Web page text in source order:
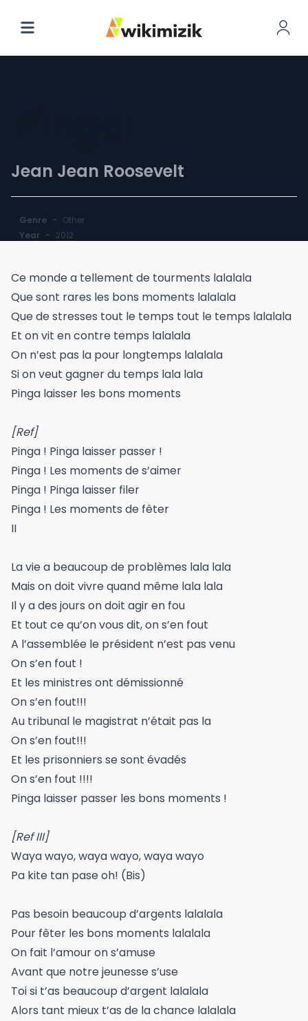
Jean Jean Roosevelt
Genre - Other
Year - 2012
Ce monde a tellement de tourments lalalala
Que sont rares les bons moments lalalala
Que de stresses tout le temps tout le temps lalalala
Et on vit en contre temps lalalala
On n’est pas la pour longtemps lalalala
Si on veut gagner du temps lala lala
Pinga laisser les bons moments
[Ref]
Pinga ! Pinga laisser passer !
Pinga ! Les moments de s’aimer
Pinga ! Pinga laisser filer
Pinga ! Les moments de fêter
II
La vie a beaucoup de problèmes lala lala
Mais on doit vivre quand même lala lala
Il y a des jours on doit agir en fou
Et tout ce qu’on vous dit, on s’en fout
A l’assemblée le président n’est pas venu
On s’en fout !
Et les ministres ont démissionné
On s’en fout!!!
Au tribunal le magistrat n’était pas la
On s’en fout!!!
Et les prisonniers se sont évadés
On s’en fout !!!!
Pinga laisser passer les bons moments !
[Ref III]
Waya wayo, waya wayo, waya wayo
Pa kite tan pase oh! (Bis)
Pas besoin beaucoup d’argents lalalala
Pour fêter les bons moments lalalala
On fait l’amour on s’amuse
Avant que notre jeunesse s’use
Toi si t’as beaucoup d’argent lalalala
Alors tant mieux t’as de la chance lalalala